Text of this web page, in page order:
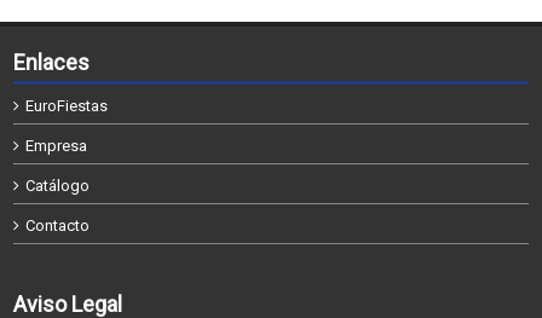
Enlaces
EuroFiestas
Empresa
Catálogo
Contacto
Aviso Legal